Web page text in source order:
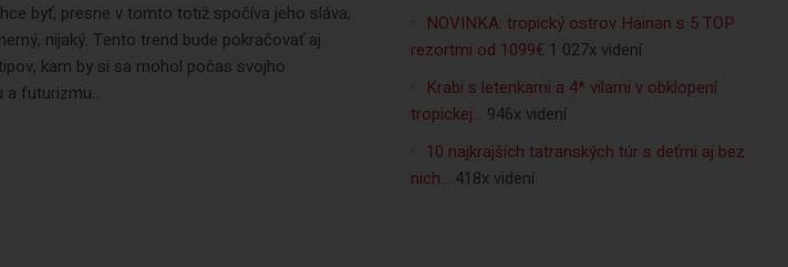
byť, presne v tomto totiž spočíva jeho sláva,
nijaký. Tento trend bude pokračovať aj
kam by si sa mohol počas svojho
a futurizmu...
NOVINKA: tropický ostrov Hainan s 5 TOP
rezortmi od 1099€ 1 027x videní
Krabi s letenkami a 4* vilami v obklopení
tropickej… 946x videní
10 najkrajších tatranských túr s deťmi aj bez
nich… 418x videní